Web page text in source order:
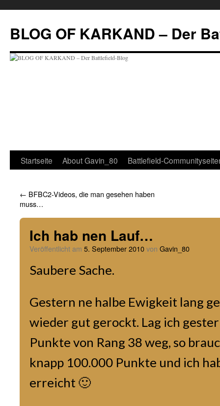
BLOG OF KARKAND – Der
Startseite About Gavin_80 Battlefield-
← BFBC2-Videos, die man gesehen haben
muss…
Ich hab nen Lauf…
Veröffentlicht am 5. September 2010von Gavin_80
Saubere Sache.
Gestern ne halbe Ewigkeit lang
wieder gut gerockt. Lag ich
Punkte von Rang 38 weg, so
knapp 100.000 Punkte und ich
erreicht 🙂